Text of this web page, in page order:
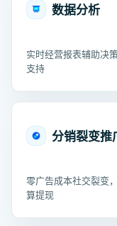
数据分析
实时经营报表辅助决
支持
分销裂变推
零广告成本社交裂变
算提现